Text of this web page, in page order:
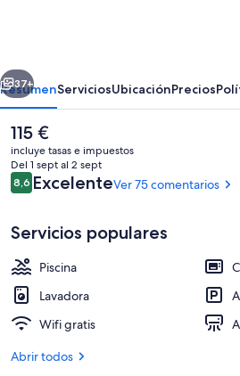
Siguiente
37+
ResumenServiciosUbicaciónPrecios
El
precio
actual
es
de
115 €
incluye tasas e impuestos
Del 1 sept al 2 sept
Comentarios
8,68,6 de 10
ExcelenteVer 75 comentarios
Servicios populares
Piscina
Lavadora
Wifi gratis
Abrir todos